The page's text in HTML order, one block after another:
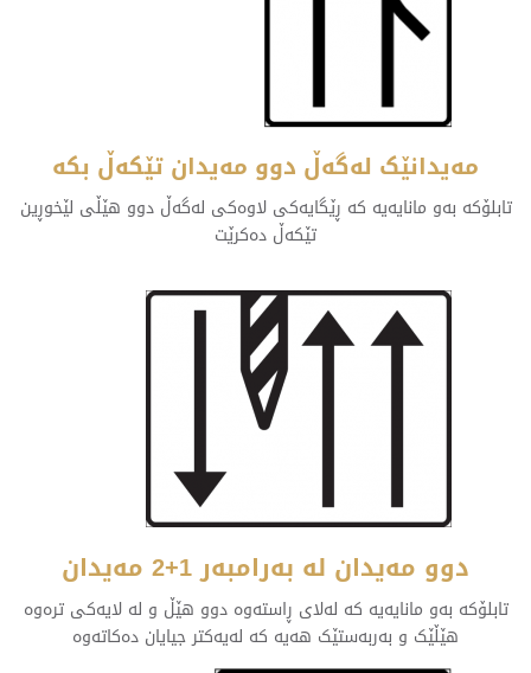
مەیدانێک لەگەڵ دوو مەیدان تێکەڵ بکە
تابلۆکە بەو مانایەیە کە ڕێگایەکی لاوەکی لەگەڵ دوو هێڵی لێخوڕین
تێکەڵ دەکرێت
دوو مەیدان لە بەرامبەر 1+2 مەیدان
تابلۆکە بەو مانایەیە کە لەلای ڕاستەوە دوو هێڵ و لە لایەکی ترەوە
هێڵێک و بەربەستێک هەیە کە لەیەکتر جیایان دەکاتەوە